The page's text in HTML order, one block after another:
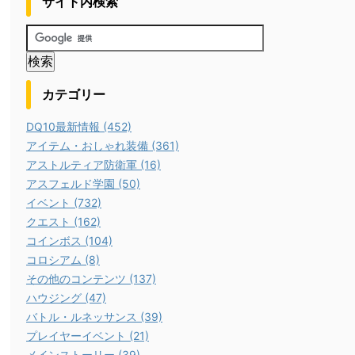
カテゴリー
DQ10最新情報 (452)
アイテム・おしゃれ装備 (361)
アストルティア防衛軍 (16)
アスフェルド学園 (50)
イベント (732)
クエスト (162)
コインボス (104)
コロシアム (8)
その他のコンテンツ (137)
ハウジング (47)
バトル・ルネッサンス (39)
プレイヤーイベント (21)